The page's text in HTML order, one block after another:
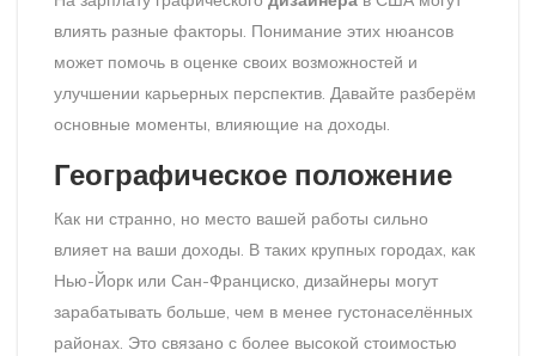
влиять разные факторы. Понимание этих нюансов
может помочь в оценке своих возможностей и
улучшении карьерных перспектив. Давайте разберём
основные моменты, влияющие на доходы.
Географическое положение
Как ни странно, но место вашей работы сильно
влияет на ваши доходы. В таких крупных городах, как
Нью-Йорк или Сан-Франциско, дизайнеры могут
зарабатывать больше, чем в менее густонаселённых
районах. Это связано с более высокой стоимостью